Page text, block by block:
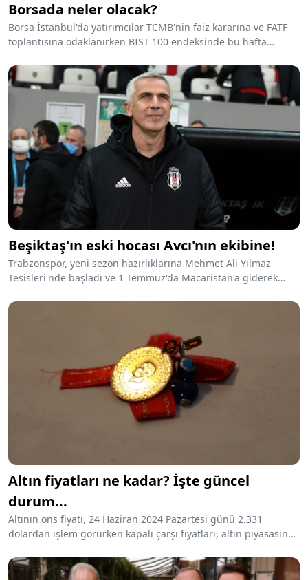
Borsada neler olacak?
Borsa İstanbul'da yatırımcılar TCMB'nin faiz kararına ve FATF
toplantısına odaklanırken BIST 100 endeksinde bu hafta
yönelik bir haber gelmesi halinde satış baskısının artacağı
belirtiliyor.
Beşiktaş'ın eski hocası Avcı'nın ekibine!
Trabzonspor, yeni sezon hazırlıklarına Mehmet Ali Yılmaz
Tesisleri'nde başladı ve 1 Temmuz'da Macaristan'a giderek
Abdullah Avcı’nın ekibine katılıyor.
Altın fiyatları ne kadar? İşte güncel
durum...
Altının ons fiyatı, 24 Haziran 2024 Pazartesi günü 2.331
dolardan işlem görürken kapalı çarşı fiyatları, altın piyasasında
TL.